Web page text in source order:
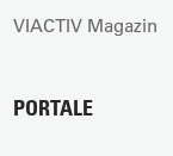
VIACTIV Magazin
PORTALE